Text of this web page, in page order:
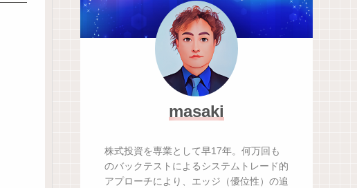
masaki
株式投資を専業として早17年。何万回も
のバックテストによるシステムトレード的
アプローチにより、エッジ（優位性）の追